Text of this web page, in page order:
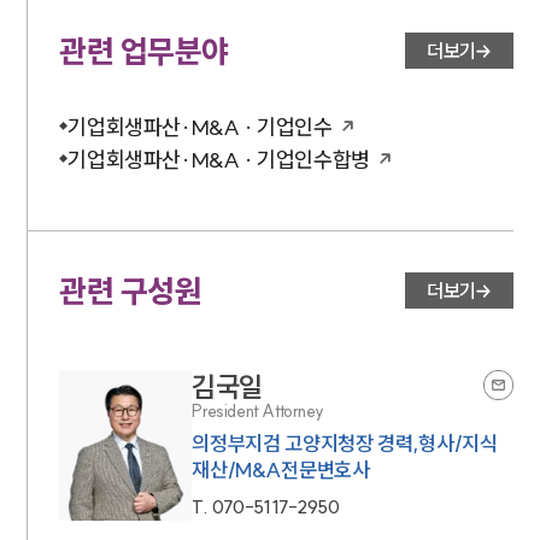
관련 업무분야 더보기
기업회생파산·M&A · 기업인수
기업회생파산·M&A · 기업인수합병
관련 구성원 더보기
김국일
President Attorney
의정부지검 고양지청장 경력,형사/지식
재산/M&A전문변호사
T. 070-5117-2950